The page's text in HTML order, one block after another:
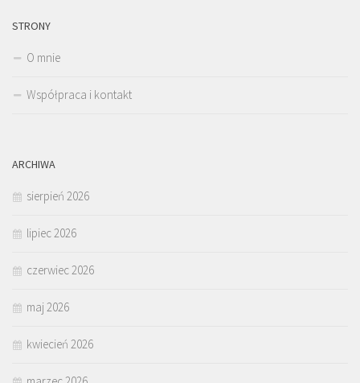
STRONY
O mnie
Współpraca i kontakt
ARCHIWA
sierpień 2026
lipiec 2026
czerwiec 2026
maj 2026
kwiecień 2026